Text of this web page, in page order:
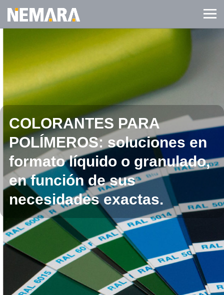
COLORANTES PARA
POLÍMEROS: soluciones en
formato líquido o granulado,
en función de sus
necesidades exactas.